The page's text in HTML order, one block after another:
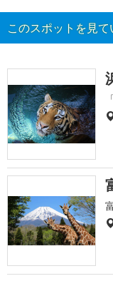
このスポットを見